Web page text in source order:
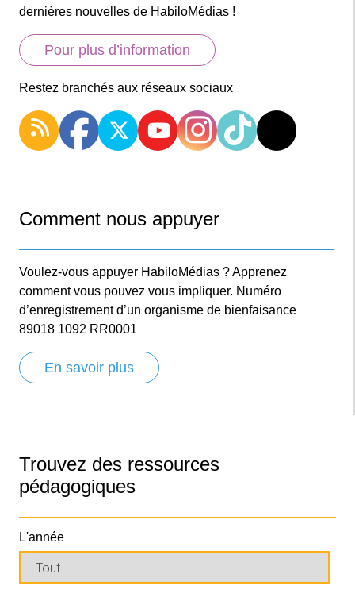
dernières nouvelles de HabiloMédias !
Pour plus d’information
Restez branchés aux réseaux sociaux
Comment nous appuyer
Voulez-vous appuyer HabiloMédias ? Apprenez
comment vous pouvez vous impliquer. Numéro
d’enregistrement d’un organisme de bienfaisance
89018 1092 RR0001
En savoir plus
Trouvez des ressources
pédagogiques
L'année